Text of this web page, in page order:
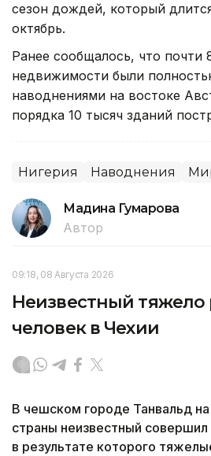
сезон дождей, который
октябрь.
Ранее сообщалось, что почти
недвижимости были
наводнениями на востоке
порядка 10 тысяч зданий
Нигерия Наводнения
Мадина Гумарова
Автор
09:18, 08 Августа 2026
Неизвестный тяжело
человек в Чехии
В чешском городе Танвальд
страны неизвестный
в результате которого